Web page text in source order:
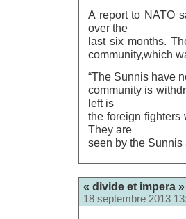
A report to NATO
over the
last six months.
community,which
“The Sunnis have
community is
left is
the foreign fighters
They are
seen by the Sunnis
« divide et impera »
18 septembre 2013